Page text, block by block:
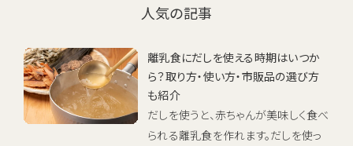
人気の記事
離乳食にだしを使える時期はいつか
ら？取り方・使い方・市販品の選び方
も紹介
だしを使うと、赤ちゃんが美味しく食べ
られる離乳食を作れます。だしを使っ